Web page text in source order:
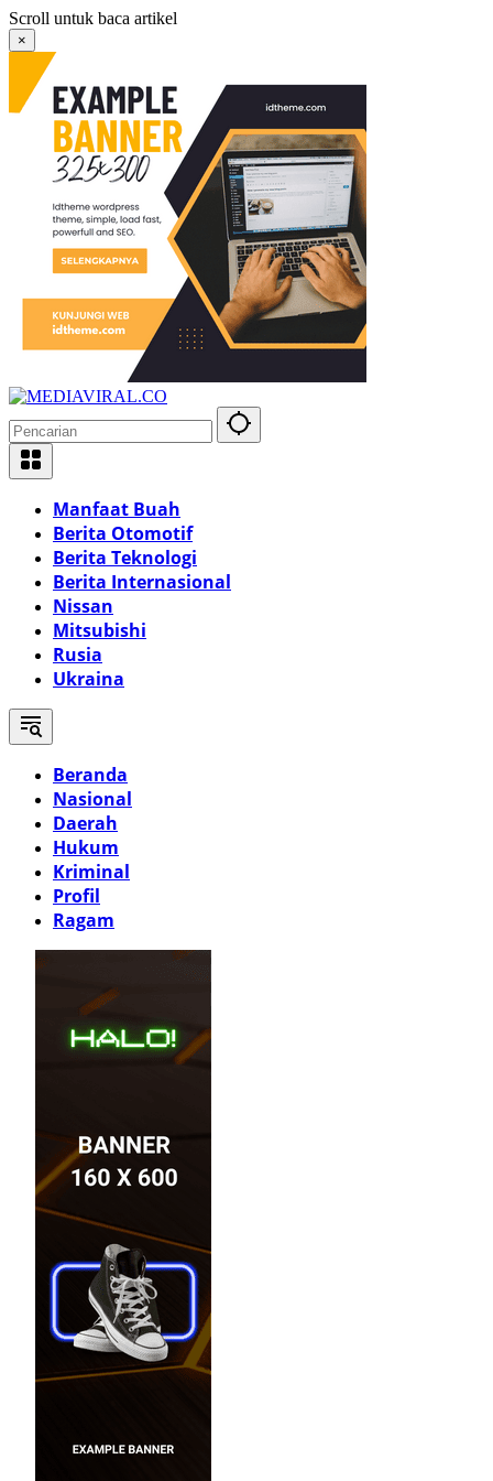
Langsung
ke
konten
Scroll untuk baca artikel
×
Manfaat Buah
Berita Otomotif
Berita Teknologi
Berita Internasional
Nissan
Mitsubishi
Rusia
Ukraina
Beranda
Nasional
Daerah
Hukum
Kriminal
Profil
Ragam